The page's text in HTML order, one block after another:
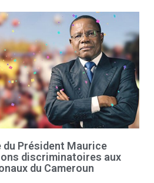
Président Maurice
discriminatoires aux
du Cameroun